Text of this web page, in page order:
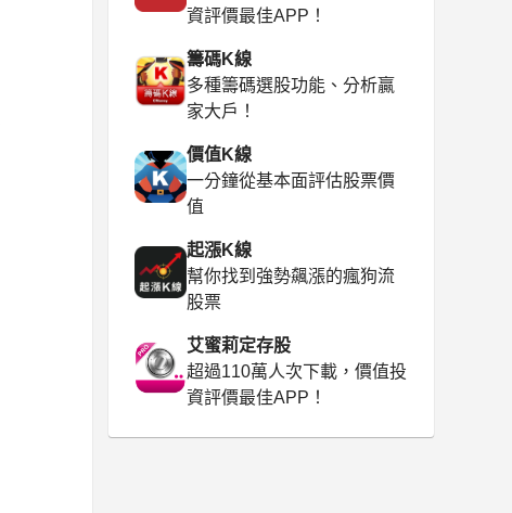
資評價最佳APP！
籌碼K線
多種籌碼選股功能、分析贏
家大戶！
價值K線
一分鐘從基本面評估股票價
值
起漲K線
幫你找到強勢飆漲的瘋狗流
股票
艾蜜莉定存股
超過110萬人次下載，價值投
資評價最佳APP！